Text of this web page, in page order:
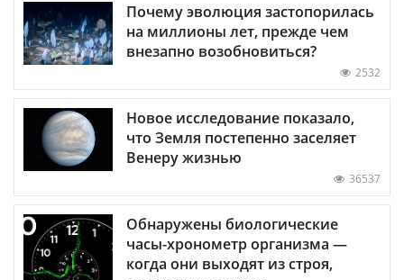
Почему эволюция застопорилась
на миллионы лет, прежде чем
внезапно возобновиться?
2532
Новое исследование показало,
что Земля постепенно заселяет
Венеру жизнью
36537
Обнаружены биологические
часы-хронометр организма —
когда они выходят из строя,